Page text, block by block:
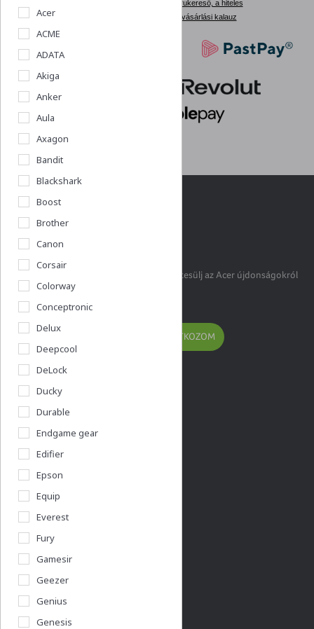
Acer
ACME
ADATA
Akiga
Anker
Aula
Axagon
Bandit
Blackshark
Boost
Brother
Canon
Corsair
Colorway
Conceptronic
Delux
Deepcool
DeLock
Ducky
Durable
Endgame gear
Edifier
Epson
Equip
Everest
Fury
Gamesir
Geezer
Genius
Genesis
Árukereső, a hiteles
vásárlási kalauz
Acershop klub
Legyél Te is klubtag, hogy első kézből értesülj az Acer újdonságokról
és akciókról!
FELIRATKOZOM
Kérdésed van?
info@acer.shop.hu
+36 20 / 800 2237
+36 20 / 372 2237
Céges árajánlat kérés
Információk
Vásárlás menete
Általános felhasználási feltételek